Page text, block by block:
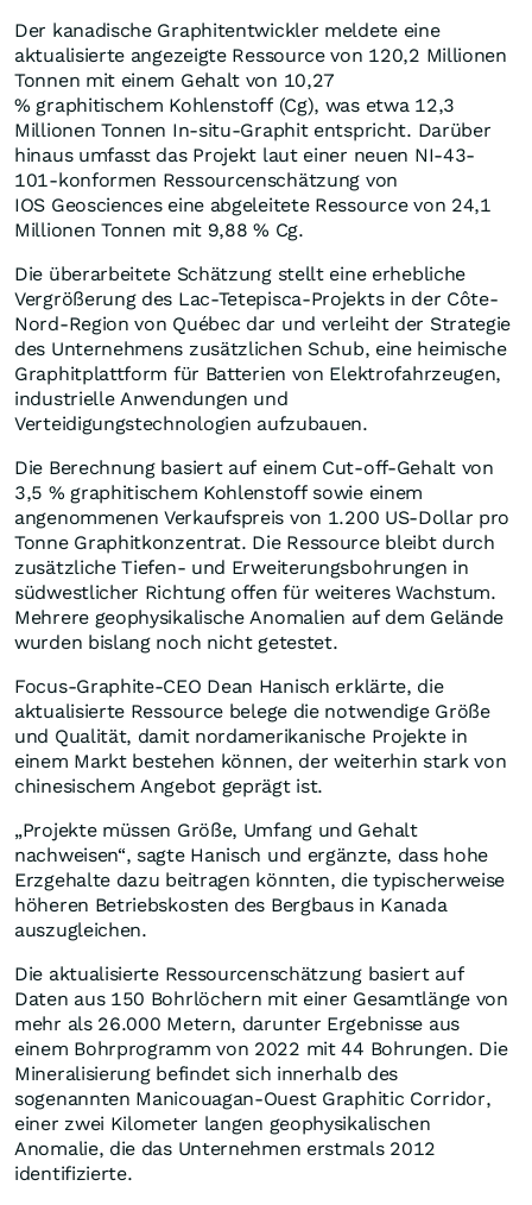
Der kanadische Graphitentwickler meldete eine
aktualisierte angezeigte Ressource von 120,2 Millionen
Tonnen mit einem Gehalt von 10,27
% graphitischem Kohlenstoff (Cg), was etwa 12,3
Millionen Tonnen In-situ-Graphit entspricht. Darüber
hinaus umfasst das Projekt laut einer neuen NI-43-
101-konformen Ressourcenschätzung von
IOS Geosciences eine abgeleitete Ressource von 24,1
Millionen Tonnen mit 9,88 % Cg.
Die überarbeitete Schätzung stellt eine erhebliche
Vergrößerung des Lac-Tetepisca-Projekts in der Côte-
Nord-Region von Québec dar und verleiht der Strategie
des Unternehmens zusätzlichen Schub, eine heimische
Graphitplattform für Batterien von Elektrofahrzeugen,
industrielle Anwendungen und
Verteidigungstechnologien aufzubauen.
Die Berechnung basiert auf einem Cut-off-Gehalt von
3,5 % graphitischem Kohlenstoff sowie einem
angenommenen Verkaufspreis von 1.200 US-Dollar pro
Tonne Graphitkonzentrat. Die Ressource bleibt durch
zusätzliche Tiefen- und Erweiterungsbohrungen in
südwestlicher Richtung offen für weiteres Wachstum.
Mehrere geophysikalische Anomalien auf dem Gelände
wurden bislang noch nicht getestet.
Focus-Graphite-CEO Dean Hanisch erklärte, die
aktualisierte Ressource belege die notwendige Größe
und Qualität, damit nordamerikanische Projekte in
einem Markt bestehen können, der weiterhin stark von
chinesischem Angebot geprägt ist.
„Projekte müssen Größe, Umfang und Gehalt
nachweisen“, sagte Hanisch und ergänzte, dass hohe
Erzgehalte dazu beitragen könnten, die typischerweise
höheren Betriebskosten des Bergbaus in Kanada
auszugleichen.
Die aktualisierte Ressourcenschätzung basiert auf
Daten aus 150 Bohrlöchern mit einer Gesamtlänge von
mehr als 26.000 Metern, darunter Ergebnisse aus
einem Bohrprogramm von 2022 mit 44 Bohrungen. Die
Mineralisierung befindet sich innerhalb des
sogenannten Manicouagan-Ouest Graphitic Corridor,
einer zwei Kilometer langen geophysikalischen
Anomalie, die das Unternehmen erstmals 2012
identifizierte.